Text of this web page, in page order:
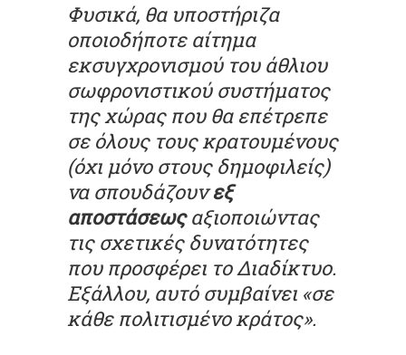
Φυσικά, θα υποστήριζα
οποιοδήποτε αίτημα
εκσυγχρονισμού του άθλιου
σωφρονιστικού συστήματος
της χώρας που θα επέτρεπε
σε όλους τους κρατουμένους
(όχι μόνο στους δημοφιλείς)
να σπουδάζουνεξ
αποστάσεωςαξιοποιώντας
τις σχετικές δυνατότητες
που προσφέρει το Διαδίκτυο.
Εξάλλου, αυτό συμβαίνει «σε
κάθε πολιτισμένο κράτος».